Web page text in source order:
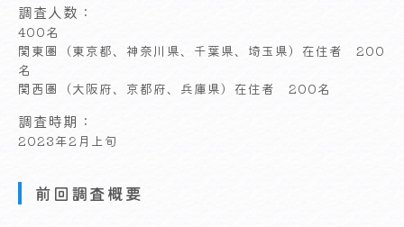
調査人数
400名
関東圏（東京都、神奈川県、千葉県、埼玉県）在住者 200
名
関西圏（大阪府、京都府、兵庫県）在住者 200名
調査時期
2023年2月上旬
前回調査概要